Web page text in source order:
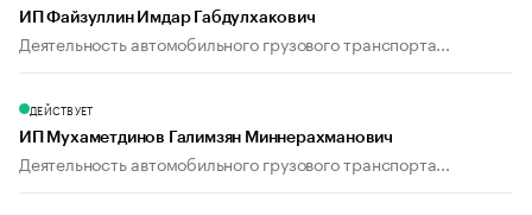
ИП Файзуллин Имдар Габдулхакович
Деятельность автомобильного грузового транспорта...
ДЕЙСТВУЕТ
ИП Мухаметдинов Галимзян Миннерахманович
Деятельность автомобильного грузового транспорта...